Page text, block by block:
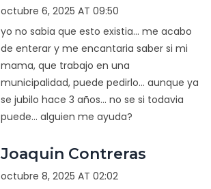
octubre 6, 2025 AT 09:50
yo no sabia que esto existia... me acabo
de enterar y me encantaria saber si mi
mama, que trabajo en una
municipalidad, puede pedirlo... aunque ya
se jubilo hace 3 años... no se si todavia
puede... alguien me ayuda?
Joaquin Contreras
octubre 8, 2025 AT 02:02